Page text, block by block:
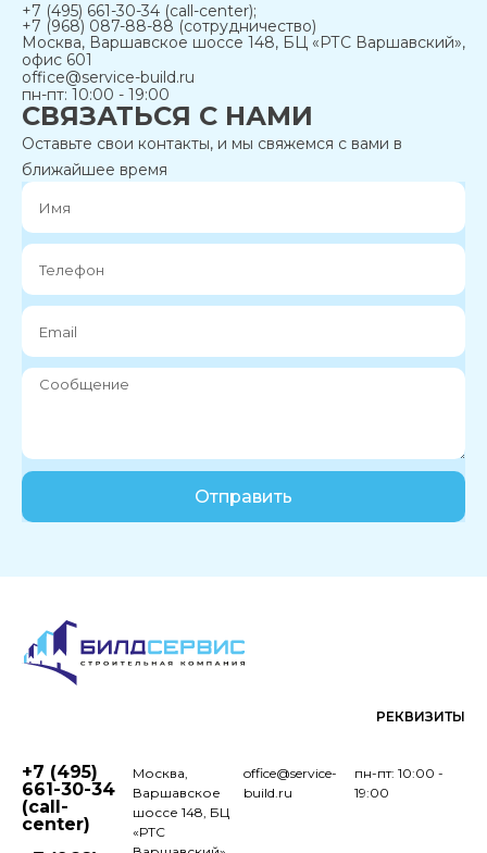
+7 (495) 661-30-34 (call-center);
+7 (968) 087-88-88 (сотрудничество)
Москва, Варшавское шоссе 148, БЦ «РТС Варшавский»,
офис 601
office@service-build.ru
пн-пт: 10:00 - 19:00
СВЯЗАТЬСЯ С НАМИ
Оставьте свои контакты, и мы свяжемся с вами в
ближайшее время
Отправить
РЕКВИЗИТЫ
+7 (495)
661-30-34
(call-
center)
Москва,
Варшавское
шоссе 148, БЦ
«РТС
пн-пт: 10:00 -
19:00
office@service-
build.ru